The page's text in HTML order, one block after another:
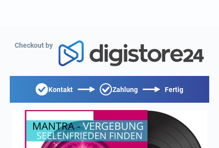
Checkout by
Kontakt Zahlung Fertig